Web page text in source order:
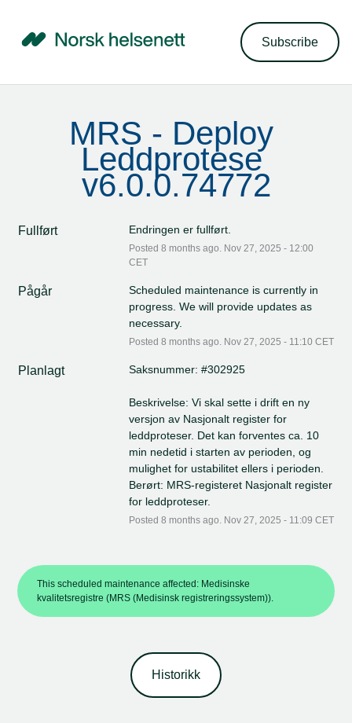
Subscribe
MRS - Deploy
Leddprotese
v6.0.0.74772
Fullført Endringen er fullført.
Posted 8 months ago. Nov 27 2025 - 12:00
CET
Pågår
Scheduled maintenance is currently in
progress. We will provide updates as
necessary.
Posted 8 months ago. Nov 27 2025 - 11:10 CET
Planlagt Saksnummer: #302925
Beskrivelse: Vi skal sette i drift en ny
versjon av Nasjonalt register for
leddproteser. Det kan forventes ca. 10
min nedetid i starten av perioden, og
mulighet for ustabilitet ellers i perioden.
Berørt: MRS-registeret Nasjonalt register
for leddproteser.
Posted 8 months ago. Nov 27 2025 - 11:09 CET
This scheduled maintenance affected: Medisinske
kvalitetsregistre (MRS (Medisinsk registreringssystem)).
Historikk